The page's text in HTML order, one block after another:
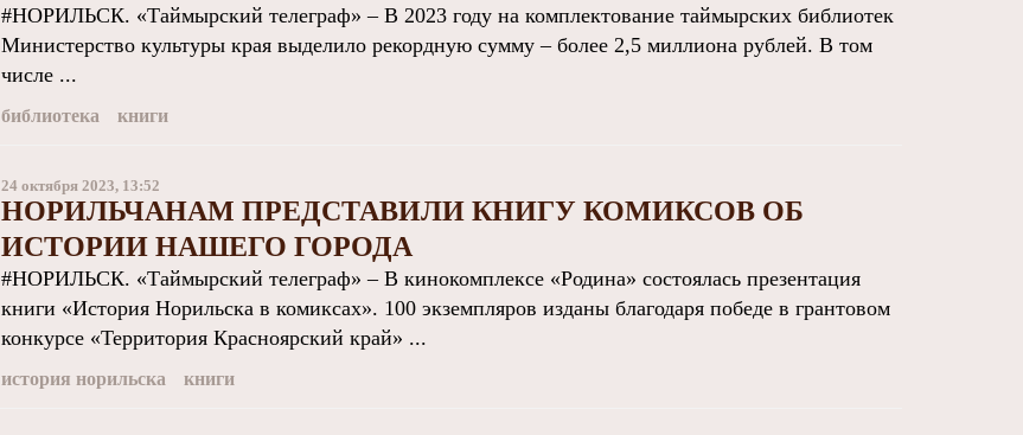
#НОРИЛЬСК. «Таймырский телеграф» – В 2023 году на комплектование таймырских библиотек
Министерство культуры края выделило рекордную сумму – более 2,5 миллиона рублей. В том
числе ...
библиотека книги
24 октября 2023, 13:52
НОРИЛЬЧАНАМ ПРЕДСТАВИЛИ КНИГУ КОМИКСОВ ОБ
ИСТОРИИ НАШЕГО ГОРОДА
#НОРИЛЬСК. «Таймырский телеграф» – В кинокомплексе «Родина» состоялась презентация
книги «История Норильска в комиксах». 100 экземпляров изданы благодаря победе в грантовом
конкурсе «Территория Красноярский край» ...
история норильска книги